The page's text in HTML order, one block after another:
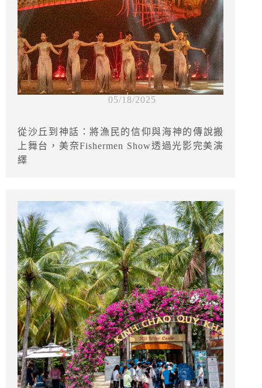
05/18/2025
從沙丘到神話：將漁民的信仰與海神的傳說搬
上舞台，美奈Fishermen Show透過光影完美演
繹